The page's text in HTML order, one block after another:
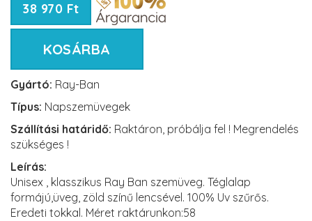
38 970 Ft
KOSÁRBA
Gyártó: Ray-Ban
Típus: Napszemüvegek
Szállítási határidő: Raktáron, próbálja fel ! Megrendelés
szükséges !
Leírás:
Unisex , klasszikus Ray Ban szemüveg. Téglalap
formájú,üveg, zöld színű lencsével. 100% Uv szűrős.
Eredeti tokkal. Méret raktárunkon:58